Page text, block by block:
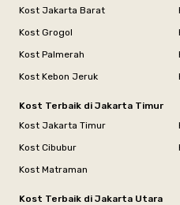
Kost Jakarta Barat
Kost Grogol
Kost Palmerah
Kost Kebon Jeruk
Kost Terbaik di Jakarta Timur
Kost Jakarta Timur
Kost Cibubur
Kost Matraman
Kost Terbaik di Jakarta Utara